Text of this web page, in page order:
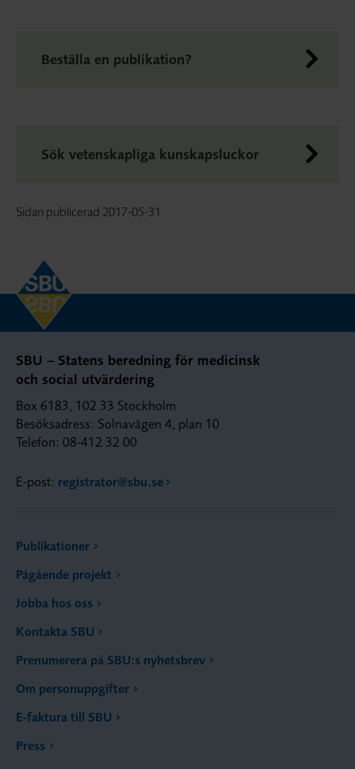
Beställa en publikation?
Sök vetenskapliga kunskapsluckor
Sidan publicerad 2017-05-31
SBU – Statens beredning för medicinsk
och social utvärdering
Box 6183, 102 33 Stockholm
Besöksadress: Solnavägen 4, plan 10
Telefon: 08-412 32 00
E-post: registrator@sbu.se
Publikationer
Pågående projekt
Jobba hos oss
Kontakta SBU
Prenumerera på SBU:s nyhetsbrev
Om personuppgifter
E-faktura till SBU
Press